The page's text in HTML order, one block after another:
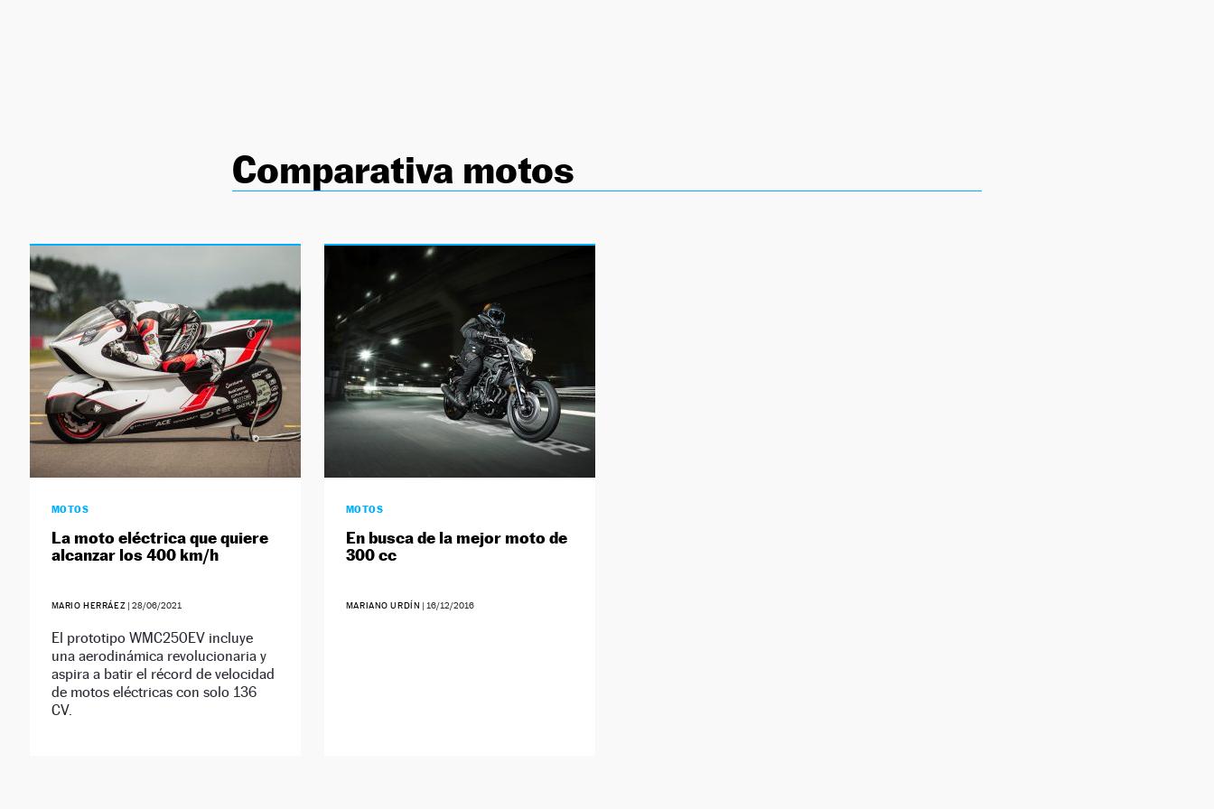
Comparativa motos
MOTOS
La moto eléctrica que quiere
alcanzar los 400 km/h
MARIO HERRÁEZ |28/06/2021
El prototipo WMC250EV incluye
una aerodinámica revolucionaria y
aspira a batir el récord de velocidad
de motos eléctricas con solo 136
CV.
MOTOS
En busca de la mejor moto de
300 cc
MARIANO URDÍN | 16/12/2016